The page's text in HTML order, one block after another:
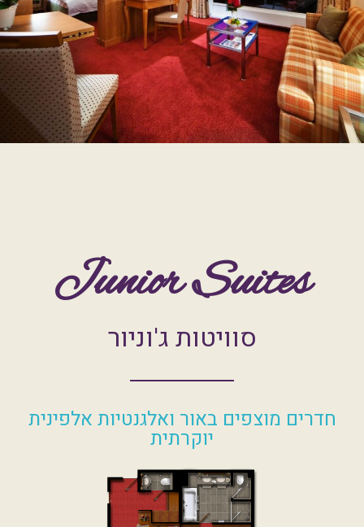
Junior Suites
יוקרתית